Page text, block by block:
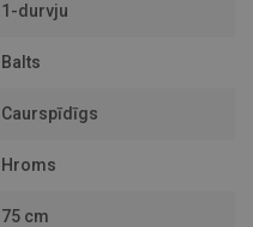
1-durvju
Balts
Caurspīdīgs
Hroms
75 cm